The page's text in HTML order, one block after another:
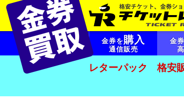
金券を購入
通信販売
金
レターパック 格安